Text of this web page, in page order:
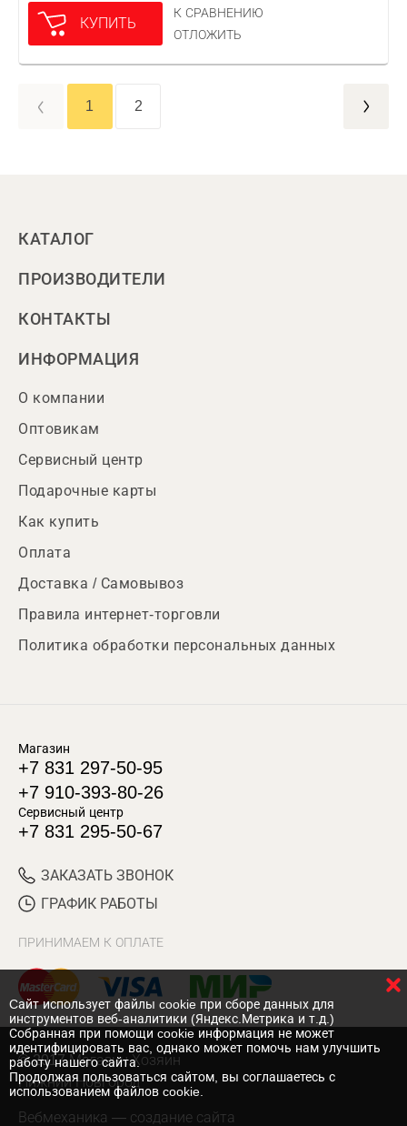
КУПИТЬ
К СРАВНЕНИЮ
ОТЛОЖИТЬ
1 2
КАТАЛОГ
ПРОИЗВОДИТЕЛИ
КОНТАКТЫ
ИНФОРМАЦИЯ
О компании
Оптовикам
Сервисный центр
Подарочные карты
Как купить
Оплата
Доставка / Самовывоз
Правила интернет-торговли
Политика обработки персональных данных
Магазин
+7 831 297-50-95
+7 910-393-80-26
Сервисный центр
+7 831 295-50-67
ЗАКАЗАТЬ ЗВОНОК
ГРАФИК РАБОТЫ
ПРИНИМАЕМ К ОПЛАТЕ
© 2017 Магазин Хозяин
Нижний Новгород
Вебмеханика — создание сайта
Cайт использует файлы cookie при сборе данных для
инструментов веб-аналитики (Яндекс.Метрика и т.д.)
Собранная при помощи cookie информация не может
идентифицировать вас, однако может помочь нам улучшить
работу нашего сайта.
Продолжая пользоваться сайтом, вы соглашаетесь с
использованием файлов cookie.